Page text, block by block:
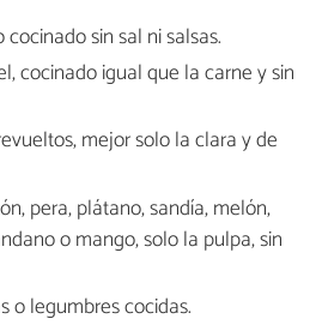
sin sal ni salsas.
cocinado igual que la carne y sin
mejor solo la clara y de
pera, plátano, sandía, melón,
o mango, solo la pulpa, sin
o legumbres cocidas.